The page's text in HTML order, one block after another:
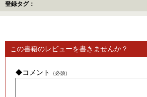
登録タグ：
この書籍のレビューを書きませんか？
◆コメント （必須）